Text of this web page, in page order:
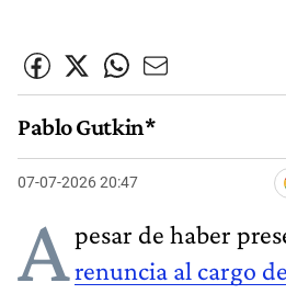
Pablo Gutkin*
07-07-2026 20:47
Apesar de haber
renuncia al cargo